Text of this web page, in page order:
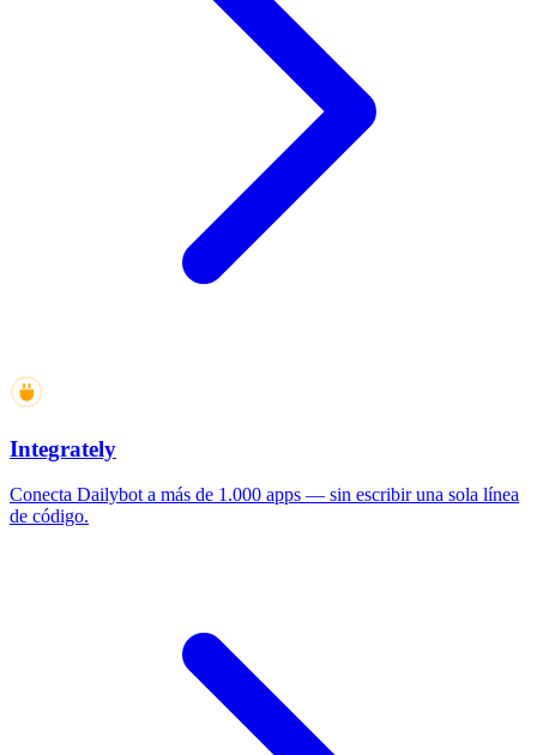
Integrately
Conecta Dailybot a más de 1.000 apps — sin escribir una sola línea
de código.